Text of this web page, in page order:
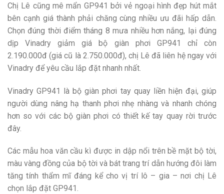
Chị Lê cũng mê mẩn GP941 bởi vẻ ngoại hình đẹp hút mắt
bên cạnh giá thành phải chăng cùng nhiều ưu đãi hấp dẫn.
Chọn đúng thời điểm tháng 8 mưa nhiều hơn nắng, lại đúng
dịp Vinadry giảm giá bộ giàn phơi GP941 chỉ còn
2.190.000đ (giá cũ là 2.750.000đ), chị Lê đã liên hệ ngay với
Vinadry để yêu cầu lắp đặt nhanh nhất.
Vinadry GP941 là bộ giàn phơi tay quay liền hiện đại, giúp
người dùng nâng hạ thanh phơi nhẹ nhàng và nhanh chóng
hơn so với các bộ giàn phơi có thiết kế tay quay rời trước
đây.
Các mẫu hoa văn cầu kì được in dập nổi trên bề mặt bộ tời,
màu vàng đồng của bộ tời và bát trang trí dẫn hướng đôi làm
tăng tính thẩm mĩ đáng kể cho vị trí lô – gia – nơi chị Lê
chọn lắp đặt GP941.